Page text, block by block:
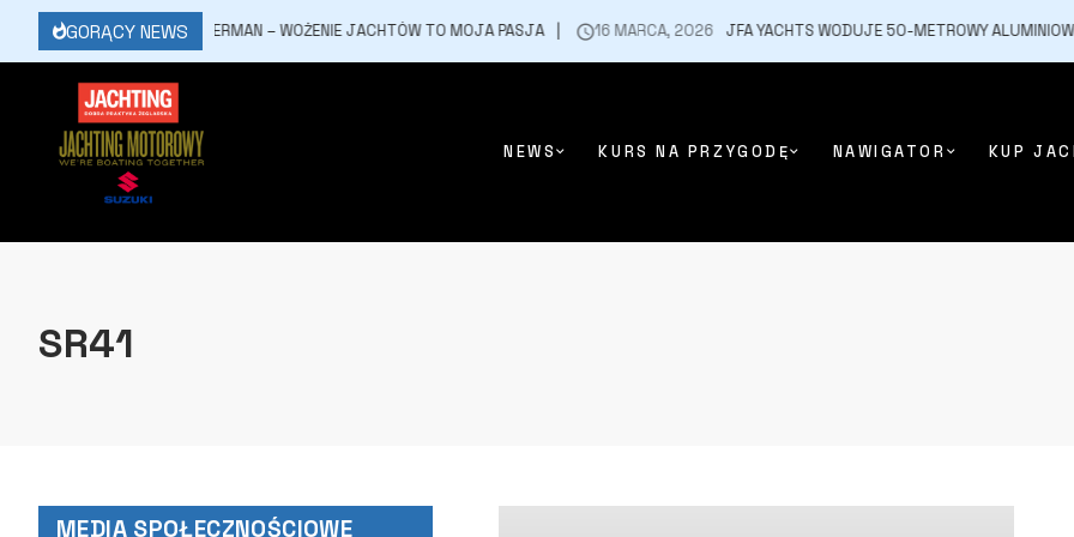
GORĄCY NEWS
23 MARCA, 2026 CYMERMAN – WOŻENIE JACHTÓW TO MOJA PASJA 16 MARCA, 2026 JFA YACHTS WODUJE 50-METROWY ALUMINIOWY
NEWS KURS NA PRZYGODĘ NAWIGATOR KUP
SR41
MEDIA SPOŁECZNOŚCIOWE